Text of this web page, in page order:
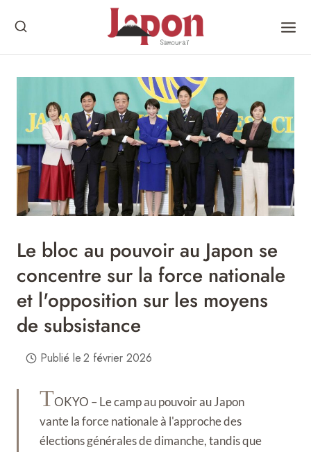
Le bloc au pouvoir au Japon se
concentre sur la force nationale
et l'opposition sur les moyens
de subsistance
Publié le2 février 2026
TOKYO – Le camp au pouvoir au Japon
vante la force nationale à l'approche des
élections générales de dimanche, tandis que